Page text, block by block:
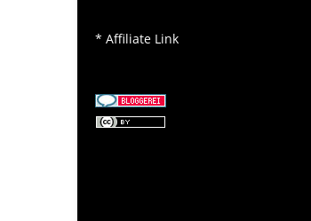
* Affiliate Link